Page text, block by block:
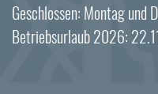
Geschlossen: Montag und
Betriebsurlaub 2026: